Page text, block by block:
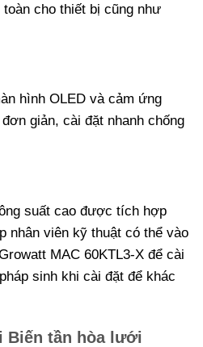
cho thiết bị cũng như
hình OLED và cảm ứng
giản, cài đặt nhanh chống
suất cao được tích hợp
nhân viên kỹ thuật có thể vào
MAC 60KTL3-X để cài
sinh khi cài đặt để khác
Biến tần hòa lưới